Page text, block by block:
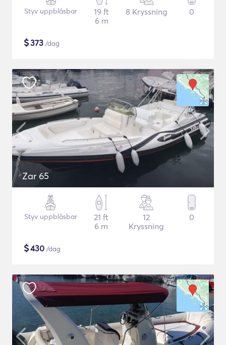
Styv uppblåsbar
19 ft
6 m
8 Kryssning 0
$373 /dag
Zar 65
Styv uppblåsbar
21 ft
6 m
12
Kryssning
0
$430 /dag